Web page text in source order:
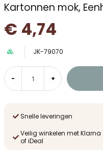
Kartonnen mok,
€ 4,74
JK-79070
- +
Snelle leveringen
Veilig winkelen met Klarna
of iDeal